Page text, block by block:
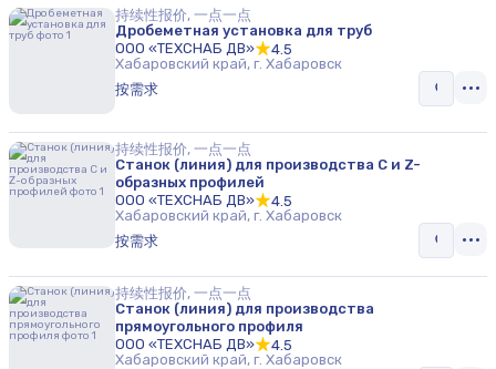
持续性报价, 一点一点
Дробеметная установка для труб
ООО «ТЕХСНАБ ДВ»
4.5
Хабаровский край, г. Хабаровск
按需求
持续性报价, 一点一点
Станок (линия) для производства C и Z-
образных профилей
ООО «ТЕХСНАБ ДВ»
4.5
Хабаровский край, г. Хабаровск
按需求
持续性报价, 一点一点
Станок (линия) для производства
прямоугольного профиля
ООО «ТЕХСНАБ ДВ»
4.5
Хабаровский край, г. Хабаровск